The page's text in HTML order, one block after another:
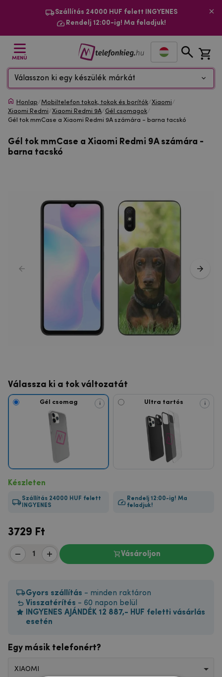
Szállítás 24000 HUF felett INGYENES
Rendelj 12:00-ig! Ma feladjuk!
MENÜ
Válasszon ki egy készülék márkát
Honlap/Mobiltelefon tokok, tokok és borítók/Xiaomi/
Xiaomi Redmi/Xiaomi Redmi 9A/Gél csomagok/
Gél tok mmCase a Xiaomi Redmi 9A számára - barna tacskó
Gél tok mmCase a Xiaomi Redmi 9A számára -
barna tacskó
Válassza ki a tok változatát
Gél csomag i Ultra tartós i
Készleten
Szállítás 24000 HUF felett
INGYENES
Rendelj 12:00-ig! Ma
feladjuk!
3729 Ft
Vásároljon
Gyors szállítás - minden raktáron
Visszatérítés - 60 napon belül
INGYENES AJÁNDÉK 12 887,- HUF feletti vásárlás
esetén
Egy másik telefonért?
XIAOMI